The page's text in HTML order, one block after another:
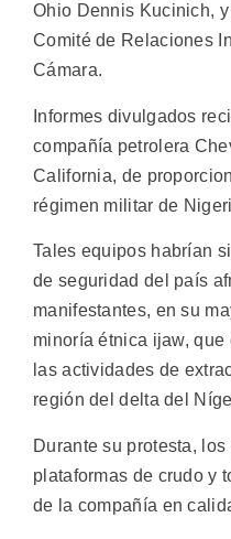
Ohio Dennis Kucinich,
Comité de Relaciones
Cámara.
Informes divulgados
compañía petrolera
California, de
régimen militar de
Tales equipos habrían
de seguridad del país
manifestantes, en su
minoría étnica ijaw,
las actividades de
región del delta del
Durante su protesta,
plataformas de crudo y
de la compañía en